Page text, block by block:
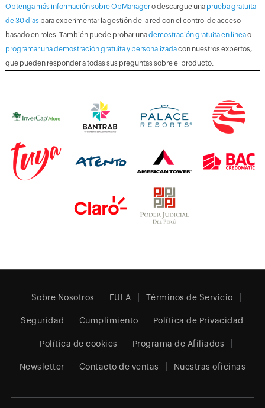
Obtenga más información sobre OpManagero descargue una prueba gratuita
de 30 días para experimentar la gestión de la red con el control de acceso
basado en roles. También puede probar unademostración gratuita en líneao
programar una demostración gratuita y personalizadacon nuestros expertos,
que pueden responder a todas sus preguntas sobre el producto.
Sobre Nosotros EULA Términos de Servicio
Seguridad Cumplimiento Política de Privacidad
Política de cookies Programa de Afiliados
Newsletter Contacto de ventas Nuestras oficinas